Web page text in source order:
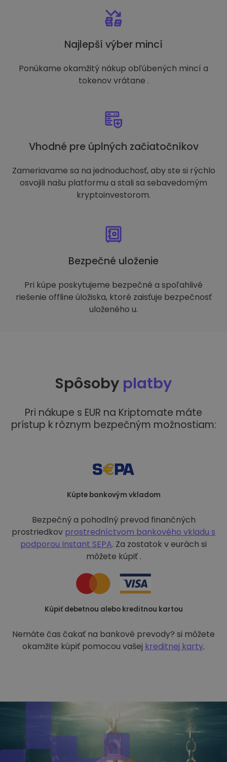
Najlepší výber mincí
Ponúkame okamžitý nákup obľúbených mincí a
tokenov vrátane .
Vhodné pre úplných začiatočníkov
Zameriavame sa na jednoduchosť, aby ste si rýchlo
osvojili našu platformu a stali sa sebavedomým
kryptoinvestorom.
Bezpečné uloženie
Pri kúpe poskytujeme bezpečné a spoľahlivé
riešenie offline úložiska, ktoré zaisťuje bezpečnosť
uloženého u.
Spôsoby platby
Pri nákupe s EUR na Kriptomate máte
prístup k rôznym bezpečným možnostiam:
Kúpte bankovým vkladom
Bezpečný a pohodlný prevod finančných
prostriedkov prostredníctvom bankového vkladu s
podporou Instant SEPA. Za zostatok v eurách si
môžete kúpiť .
Kúpiť debetnou alebo kreditnou kartou
Nemáte čas čakať na bankové prevody? si môžete
okamžite kúpiť pomocou vašej kreditnej karty.